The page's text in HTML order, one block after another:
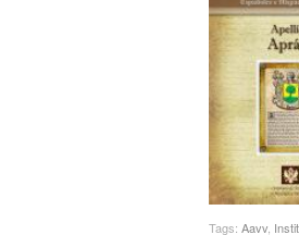
Tags: Aavv,